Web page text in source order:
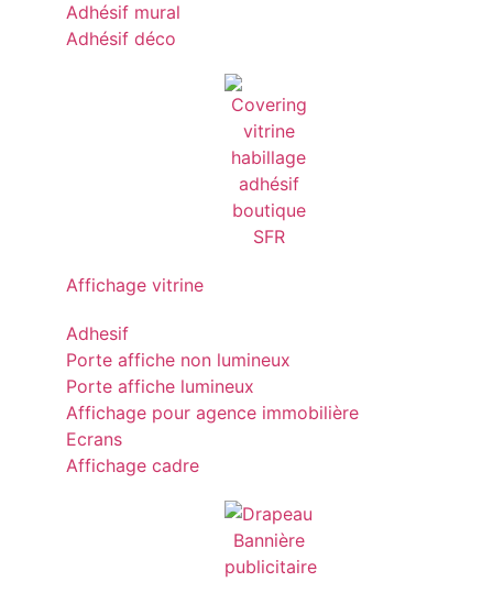
Adhésif mural
Adhésif déco
Affichage vitrine
Adhesif
Porte affiche non lumineux
Porte affiche lumineux
Affichage pour agence immobilière
Ecrans
Affichage cadre